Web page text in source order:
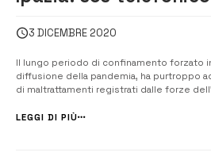
3 DICEMBRE 2020
Il lungo periodo di confinamento forzato
diffusione della pandemia, ha purtroppo
di maltrattamenti registrati dalle forze
domestiche. [/] Durante le lunghe ore di
LEGGI DI PIÙ